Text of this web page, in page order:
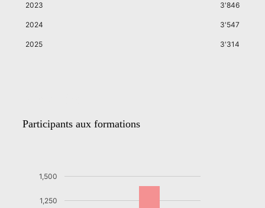
2023 3'846
2024 3'547
2025 3'314
Participants aux formations
1,250
1,500